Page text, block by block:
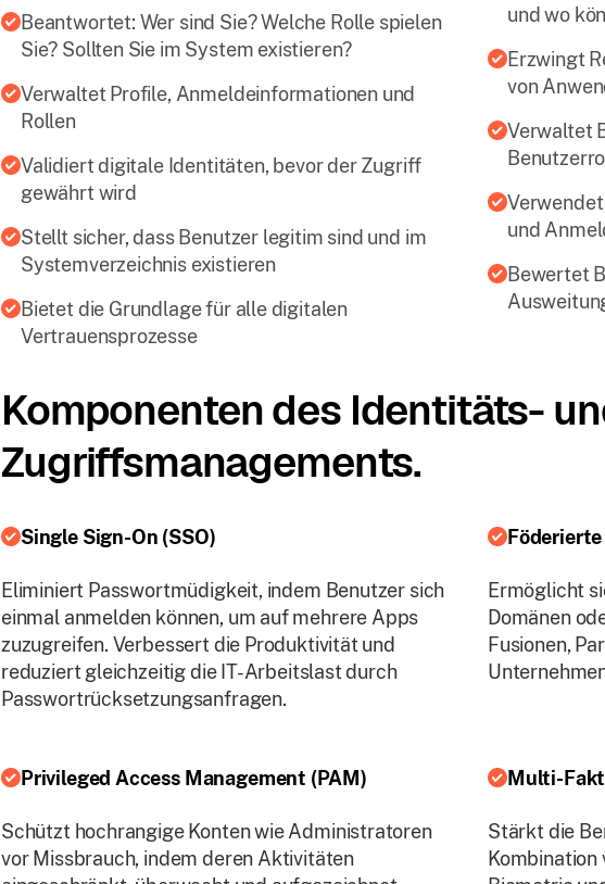
Beantwortet: Wer sind Sie? Welche Rolle spielen
Sie? Sollten Sie im System existieren?
Verwaltet Profile, Anmeldeinformationen und
Rollen
Validiert digitale Identitäten, bevor der Zugriff
gewährt wird
Stellt sicher, dass Benutzer legitim sind und im
Systemverzeichnis existieren
Bietet die Grundlage für alle digitalen
Vertrauensprozesse
und wo
Erzwingt
von
Verwaltet
und
Bewertet
Komponenten des Identitäts-
Zugriffsmanagements.
Single Sign-On (SSO)
Eliminiert Passwortmüdigkeit, indem Benutzer sich
einmal anmelden können, um auf mehrere Apps
zuzugreifen. Verbessert die Produktivität und
reduziert gleichzeitig die IT-Arbeitslast durch
Passwortrücksetzungsanfragen.
Ermöglicht
Domänen
Fusionen,
Privileged Access Management (PAM)
Schützt hochrangige Konten wie Administratoren
vor Missbrauch, indem deren Aktivitäten
Multi-
Stärkt die
Kombination